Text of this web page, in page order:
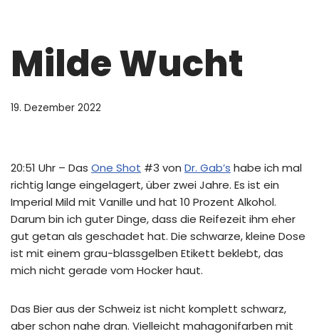
Milde Wucht
19. Dezember 2022
20:51 Uhr – Das One Shot #3 von Dr. Gab’s habe ich mal
richtig lange eingelagert, über zwei Jahre. Es ist ein
Imperial Mild mit Vanille und hat 10 Prozent Alkohol.
Darum bin ich guter Dinge, dass die Reifezeit ihm eher
gut getan als geschadet hat. Die schwarze, kleine Dose
ist mit einem grau-blassgelben Etikett beklebt, das
mich nicht gerade vom Hocker haut.
Das Bier aus der Schweiz ist nicht komplett schwarz,
aber schon nahe dran. Vielleicht mahagonifarben mit